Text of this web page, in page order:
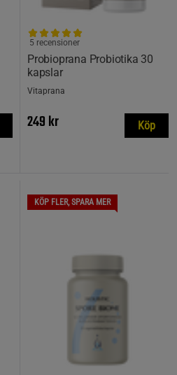
Probioprana Probiotika 30
kapslar
5 recensioner
Vitaprana
249 kr Köp
KÖP FLER, SPARA MER